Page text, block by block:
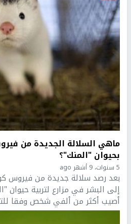
ماهي السلالة الجديدة من
بحيوان "المنك"؟
5 سنوات، 9 أشهر ago
بعد رصد سلالة جديدة من فيروس
إلى البشر في مزارع لتربية حيوان
أصيب أكثر من ألفي شخص وفقا